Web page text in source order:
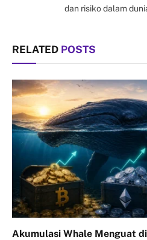
dan risiko dalam
RELATED POSTS
Akumulasi Whale Menguat